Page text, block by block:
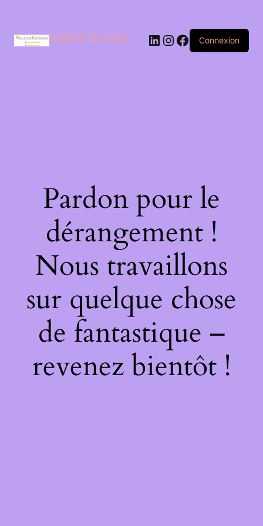
Valluis Goujon LinkedIn
Instagram
Facebook
Connexion
Pardon pour le
dérangement !
Nous travaillons
sur quelque chose
de fantastique –
revenez bientôt !